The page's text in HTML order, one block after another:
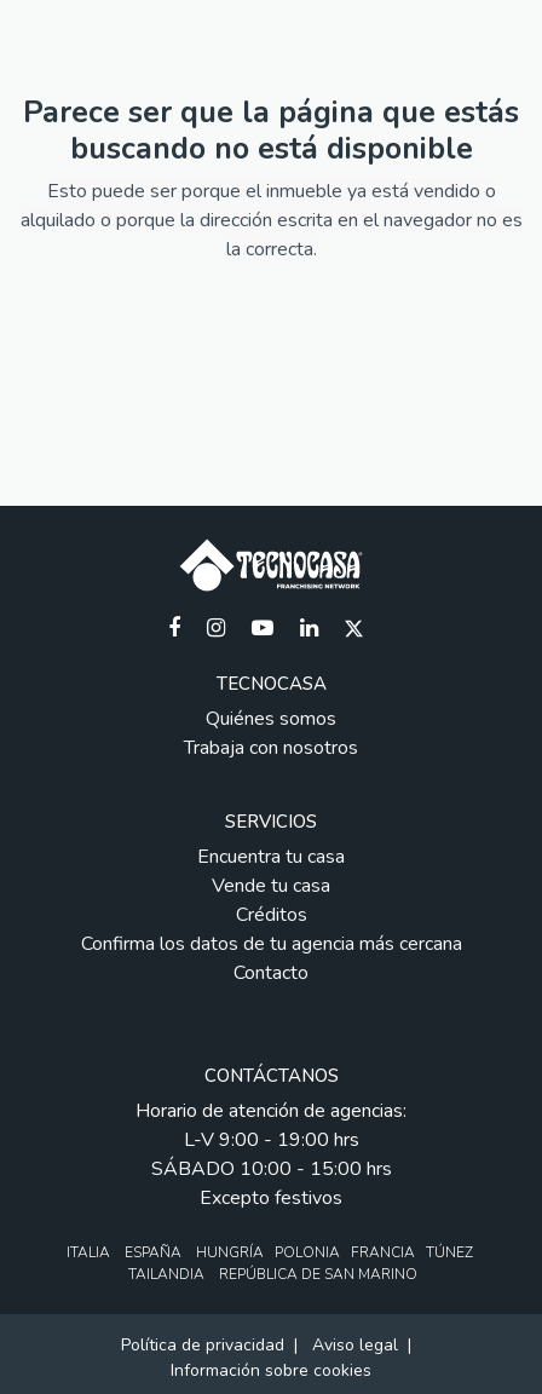
Parece ser que la página que estás
buscando no está disponible
Esto puede ser porque el inmueble ya está vendido o
alquilado o porque la dirección escrita en el navegador no es
la correcta.
TECNOCASA
Quiénes somos
Trabaja con nosotros
SERVICIOS
Encuentra tu casa
Vende tu casa
Créditos
Confirma los datos de tu agencia más cercana
Contacto
CONTÁCTANOS
Horario de atención de agencias:
L-V 9:00 - 19:00 hrs
SÁBADO 10:00 - 15:00 hrs
Excepto festivos
ITALIA ESPAÑA HUNGRÍA POLONIA FRANCIA TÚNEZ
TAILANDIA REPÚBLICA DE SAN MARINO
Política de privacidad | Aviso legal |
Información sobre cookies